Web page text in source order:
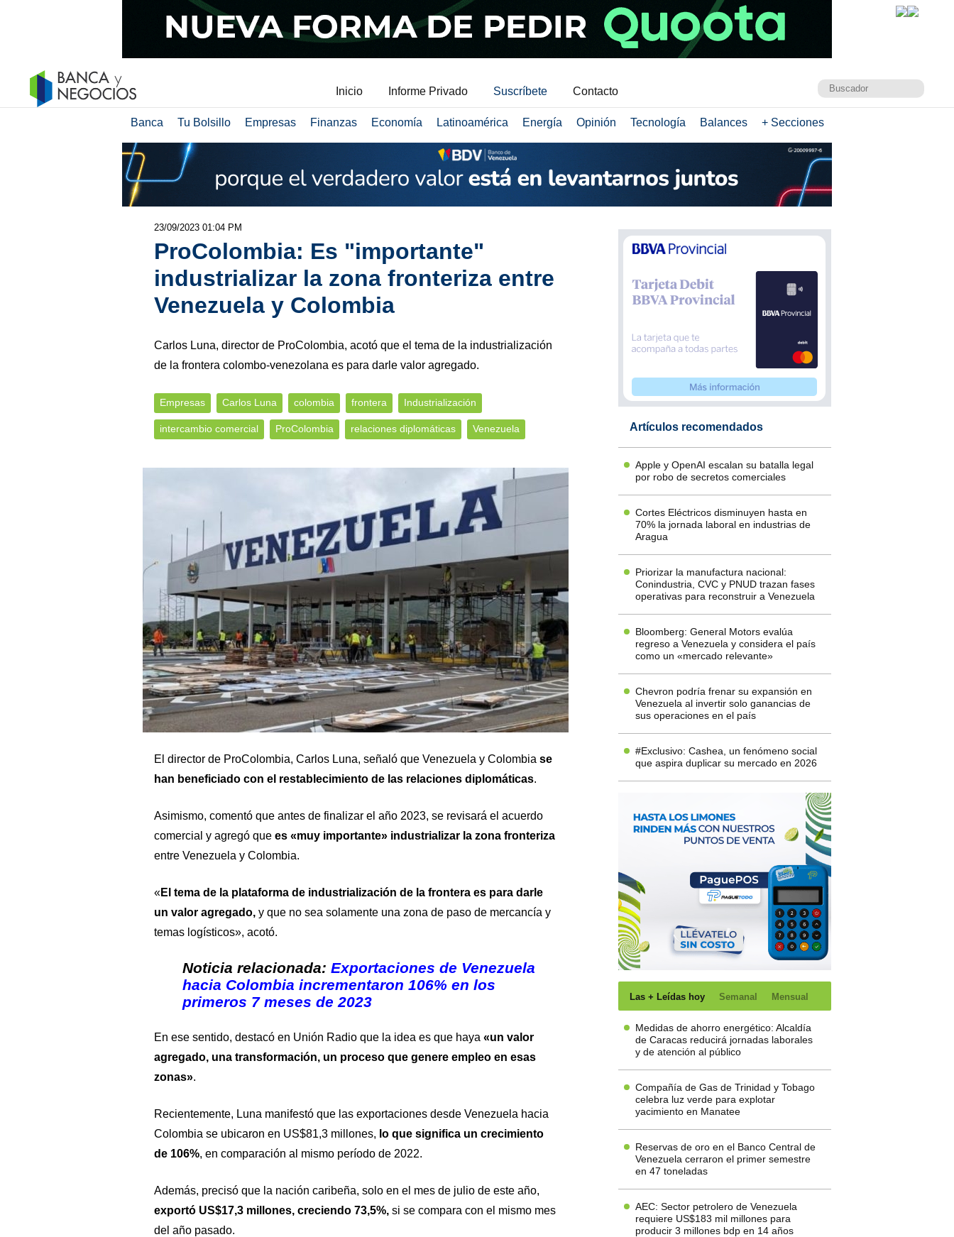
Inicio Informe Privado Suscríbete Contacto
Banca Tu Bolsillo Empresas Finanzas Economía Latinoamérica Energía Opinión Tecnología Balances + Secciones
23/09/2023 01:04 PM
ProColombia: Es "importante"
industrializar la zona fronteriza entre
Venezuela y Colombia
Carlos Luna, director de ProColombia, acotó que el tema de la industrialización
de la frontera colombo-venezolana es para darle valor agregado.
Empresas Carlos Luna colombia frontera Industrialización
intercambio comercial ProColombia relaciones diplomáticas Venezuela
El director de ProColombia, Carlos Luna, señaló que Venezuela y Colombia se
han beneficiado con el restablecimiento de las relaciones diplomáticas.
Asimismo, comentó que antes de finalizar el año 2023, se revisará el acuerdo
comercial y agregó que es «muy importante» industrializar la zona fronteriza
entre Venezuela y Colombia.
«El tema de la plataforma de industrialización de la frontera es para darle
un valor agregado, y que no sea solamente una zona de paso de mercancía y
temas logísticos», acotó.
Noticia relacionada: Exportaciones de Venezuela
hacia Colombia incrementaron 106% en los
primeros 7 meses de 2023
En ese sentido, destacó en Unión Radioque la idea es que haya «un valor
agregado, una transformación, un proceso que genere empleo en esas
zonas».
Recientemente, Luna manifestó que las exportaciones desde Venezuela hacia
Colombia se ubicaron en US$81,3 millones, lo que significa un crecimiento
de 106%, en comparación al mismo período de 2022.
Además, precisó que la nación caribeña, solo en el mes de julio de este año,
exportó US$17,3 millones, creciendo 73,5%, si se compara con el mismo mes
del año pasado.
Artículos recomendados
Apple y OpenAI escalan su batalla legal
por robo de secretos comerciales
Cortes Eléctricos disminuyen hasta en
70% la jornada laboral en industrias de
Aragua
Priorizar la manufactura nacional:
Conindustria, CVC y PNUD trazan fases
operativas para reconstruir a Venezuela
Bloomberg: General Motors evalúa
regreso a Venezuela y considera el país
como un «mercado relevante»
Chevron podría frenar su expansión en
Venezuela al invertir solo ganancias de
sus operaciones en el país
#Exclusivo: Cashea, un fenómeno social
que aspira duplicar su mercado en 2026
Las + Leídas hoy Semanal Mensual
Medidas de ahorro energético: Alcaldía
de Caracas reducirá jornadas laborales
y de atención al público
Compañía de Gas de Trinidad y Tobago
celebra luz verde para explotar
yacimiento en Manatee
Reservas de oro en el Banco Central de
Venezuela cerraron el primer semestre
en 47 toneladas
AEC: Sector petrolero de Venezuela
requiere US$183 mil millones para
producir 3 millones bdp en 14 años